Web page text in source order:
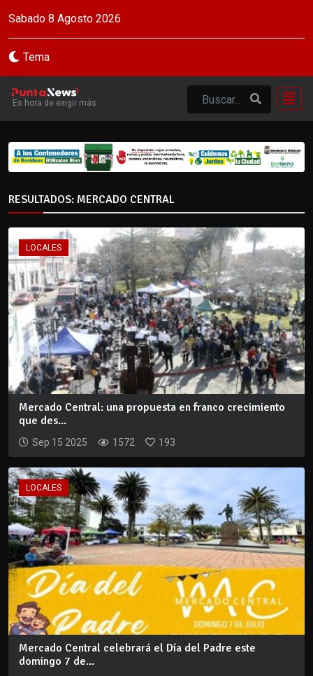
Sabado 8 Agosto 2026
Tema
Es hora de exigir más
RESULTADOS: MERCADO CENTRAL
LOCALES
Mercado Central: una propuesta en franco crecimiento
que des...
Sep 15 2025 1572 193
LOCALES
Mercado Central celebrará el Día del Padre este
domingo 7 de...